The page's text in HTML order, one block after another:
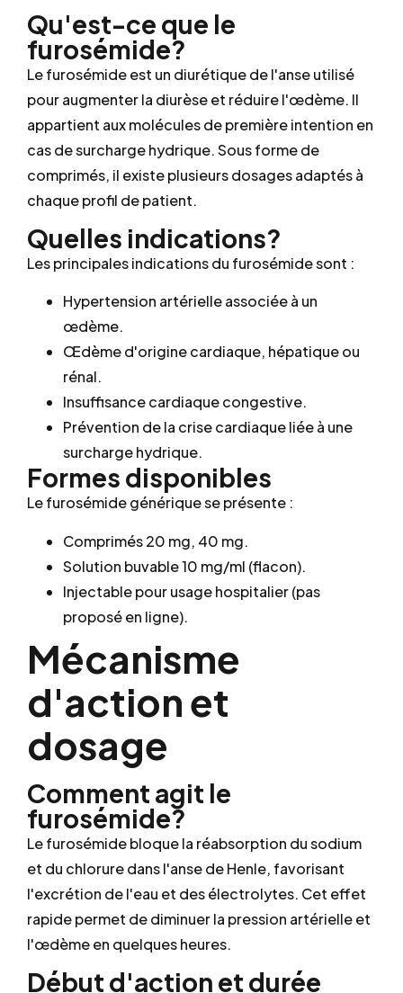
Qu'est-ce que le
furosémide?
Le furosémide est un diurétique de l'anse utilisé
pour augmenter la diurèse et réduire l'œdème. Il
appartient aux molécules de première intention en
cas de surcharge hydrique. Sous forme de
comprimés, il existe plusieurs dosages adaptés à
chaque profil de patient.
Quelles indications?
Les principales indications du furosémide sont :
Hypertension artérielle associée à un
œdème.
Œdème d'origine cardiaque, hépatique ou
rénal.
Insuffisance cardiaque congestive.
Prévention de la crise cardiaque liée à une
surcharge hydrique.
Formes disponibles
Le furosémide générique se présente :
Comprimés 20 mg, 40 mg.
Solution buvable 10 mg/ml (flacon).
Injectable pour usage hospitalier (pas
proposé en ligne).
Mécanisme
d'action et
dosage
Comment agit le
furosémide?
Le furosémide bloque la réabsorption du sodium
et du chlorure dans l'anse de Henle, favorisant
l'excrétion de l'eau et des électrolytes. Cet effet
rapide permet de diminuer la pression artérielle et
l'œdème en quelques heures.
Début d'action et durée